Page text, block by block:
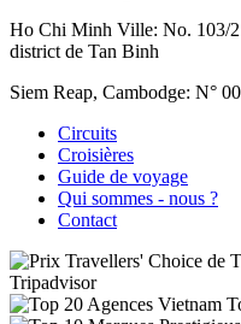
Ho Chi Minh Ville: No. 103/
district de Tan Binh
Siem Reap, Cambodge: N°
Circuits
Croisières
Guide de voyage
Qui sommes - nous ?
Contact
Tripadvisor